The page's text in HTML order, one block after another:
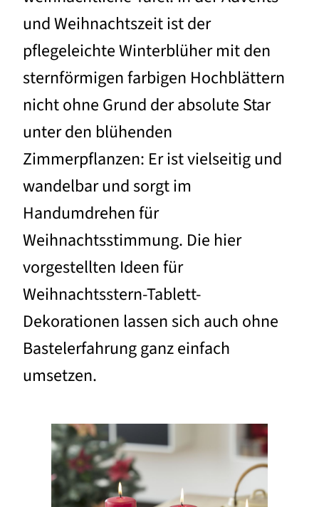
und Weihnachtszeit ist der
pflegeleichte Winterblüher mit den
sternförmigen farbigen Hochblättern
nicht ohne Grund der absolute Star
unter den blühenden
Zimmerpflanzen: Er ist vielseitig und
wandelbar und sorgt im
Handumdrehen für
Weihnachtsstimmung. Die hier
vorgestellten Ideen für
Weihnachtsstern-Tablett-
Dekorationen lassen sich auch ohne
Bastelerfahrung ganz einfach
umsetzen.